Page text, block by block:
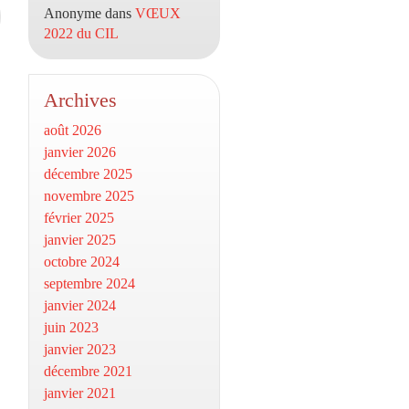
Anonyme dans VŒUX
2022 du CIL
Archives
août 2026
janvier 2026
décembre 2025
novembre 2025
février 2025
janvier 2025
octobre 2024
septembre 2024
janvier 2024
juin 2023
janvier 2023
décembre 2021
janvier 2021